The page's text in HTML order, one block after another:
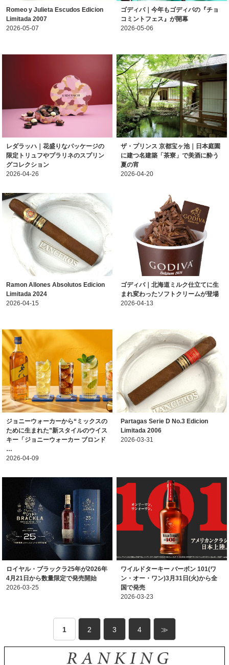
Romeo y Julieta Escudos Edicion
Limitada 2007
2026-05-07
ゴディバ｜今年もゴディバの『チョ
コミントフェス』が開幕
2026-05-06
レダラッハ｜花盛りなパッケージの
限定トリュフやプラリネのスプリン
グコレクション
2026-04-26
ザ・プリンス 京都宝ヶ池｜日本庭園
に建つ名建築「茶寮」で美酒に酔う
夏の宵
2026-04-20
Ramon Allones Absolutos Edicion
Limitada 2024
2026-04-15
ゴディバ｜北海道ミルク仕立てに生
まれ変わったソフトクリームが登場
2026-04-13
ジョニーウォーカーから“ミックスの
ために生まれた”新スタイルのウイス
キー「ジョニーウォーカー ブロンド
…
2026-04-09
Partagas Serie D No.3 Edicion
Limitada 2006
2026-03-31
ロイヤル・ブラックラ25年が2026年
4月21日から数量限定で発売開始
2026-03-25
ワイルドターキー バーボン 101(ワ
ン・オー・ワン)3月31日(火)から全
国で発売
2026-03-23
1 2 3 4 ≫